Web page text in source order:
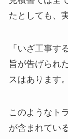
たとしても、
「いざ工事す
旨が告げられ
スはあります。
このようなト
が含まれてい